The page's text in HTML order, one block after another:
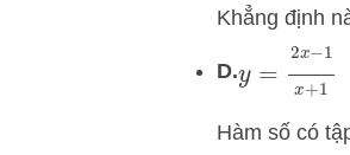
Khẳng định
D. x−1x
Hàm số có